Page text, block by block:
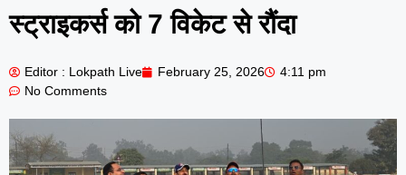
स्ट्राइकर्स को 7 विकेट से रौंदा
Editor : Lokpath Live February 25, 2026
4:11 pm
No Comments